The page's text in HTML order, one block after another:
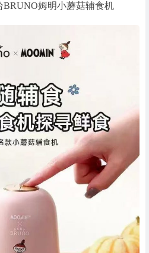
BRUNO姆明小蘑菇辅食机